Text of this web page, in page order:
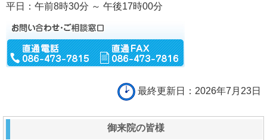
平日：午前8時30分 ～ 午後17時00分
最終更新日：2026年7月23日
御来院の皆様